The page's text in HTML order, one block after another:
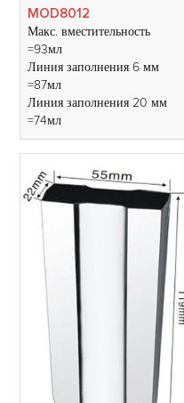
MOD8012
Макс. вместительность
=93мл
Линия заполнения 6 мм
=87мл
Линия заполнения 20 мм
=74мл